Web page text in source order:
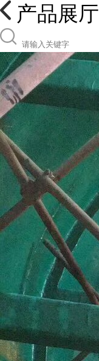
产品展厅